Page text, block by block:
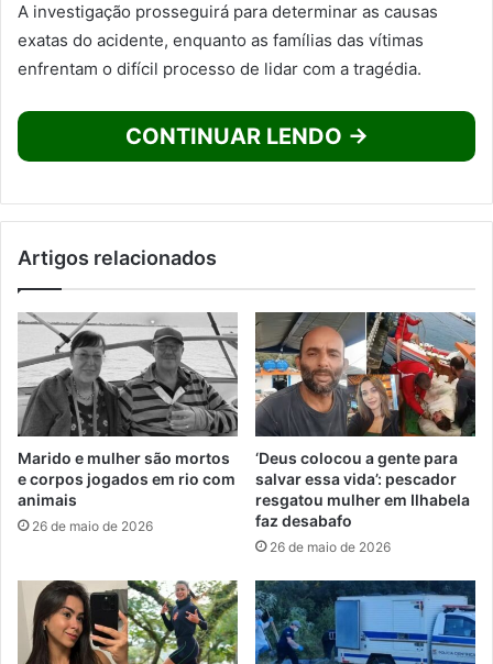
A investigação prosseguirá para determinar as causas
exatas do acidente, enquanto as famílias das vítimas
enfrentam o difícil processo de lidar com a tragédia.
CONTINUAR LENDO →
Artigos relacionados
Marido e mulher são mortos
e corpos jogados em rio com
animais
26 de maio de 2026
‘Deus colocou a gente para
salvar essa vida’: pescador
resgatou mulher em Ilhabela
faz desabafo
26 de maio de 2026